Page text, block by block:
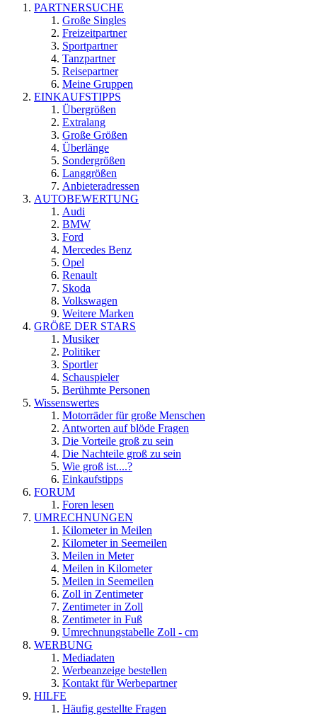
PARTNERSUCHE
Große Singles
Freizeitpartner
Sportpartner
Tanzpartner
Reisepartner
Meine Gruppen
EINKAUFSTIPPS
Übergrößen
Extralang
Große Größen
Überlänge
Sondergrößen
Langgrößen
Anbieteradressen
AUTOBEWERTUNG
Audi
BMW
Ford
Mercedes Benz
Opel
Renault
Skoda
Volkswagen
Weitere Marken
GRÖßE DER STARS
Musiker
Politiker
Sportler
Schauspieler
Berühmte Personen
Wissenswertes
Motorräder für große Menschen
Antworten auf blöde Fragen
Die Vorteile groß zu sein
Die Nachteile groß zu sein
Wie groß ist....?
Einkaufstipps
FORUM
Foren lesen
UMRECHNUNGEN
Kilometer in Meilen
Kilometer in Seemeilen
Meilen in Meter
Meilen in Kilometer
Meilen in Seemeilen
Zoll in Zentimeter
Zentimeter in Zoll
Zentimeter in Fuß
Umrechnungstabelle Zoll - cm
WERBUNG
Mediadaten
Werbeanzeige bestellen
Kontakt für Werbepartner
HILFE
Häufig gestellte Fragen